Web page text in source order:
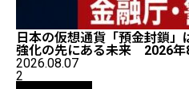
日本の仮想通貨「預金封鎖
強化の先にある未来 2026
2026.08.07
2